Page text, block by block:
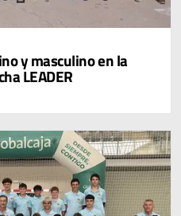
y masculino en la
LEADER